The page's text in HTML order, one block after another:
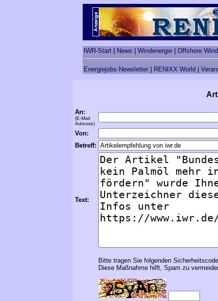
IWR-Start News Windenergie Offshore
Energiejobs-Newsletter RENIXX World
An:
(E-Mail
Adresse)
Von:
Betreff:
Text:
Bitte tragen Sie folgenden
Diese Maßnahme hilft, Spam zu